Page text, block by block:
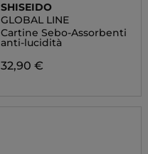
SHISEIDO
GLOBAL LINE
Cartine Sebo-Assorbenti
anti-lucidità
32,90 €